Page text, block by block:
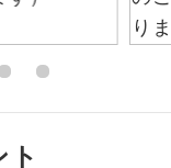
いますので、お食
込みはでき